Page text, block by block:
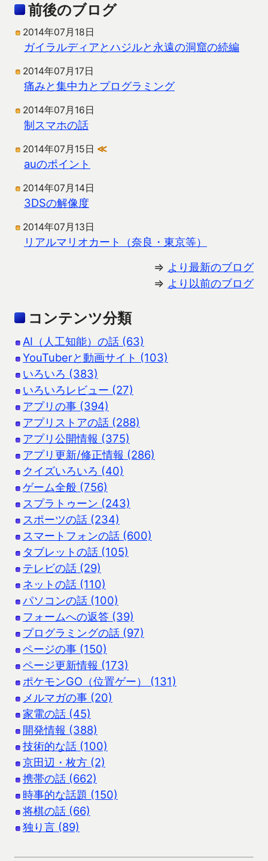
前後のブログ
2014年07月18日
ガイラルディアとハジルと永遠の洞窟の続編
2014年07月17日
痛みと集中力とプログラミング
2014年07月16日
制スマホの話
2014年07月15日 ≪
auのポイント
2014年07月14日
3DSの解像度
2014年07月13日
リアルマリオカート（奈良・東京等）
⇒ より最新のブログ
⇒ より以前のブログ
コンテンツ分類
AI（人工知能）の話 (63)
YouTuberと動画サイト (103)
いろいろ (383)
いろいろレビュー (27)
アプリの事 (394)
アプリストアの話 (288)
アプリ公開情報 (375)
アプリ更新/修正情報 (286)
クイズいろいろ (40)
ゲーム全般 (756)
スプラトゥーン (243)
スポーツの話 (234)
スマートフォンの話 (600)
タブレットの話 (105)
テレビの話 (29)
ネットの話 (110)
パソコンの話 (100)
フォームへの返答 (39)
プログラミングの話 (97)
ページの事 (150)
ページ更新情報 (173)
ポケモンGO（位置ゲー） (131)
メルマガの事 (20)
家電の話 (45)
開発情報 (388)
技術的な話 (100)
京田辺・枚方 (2)
携帯の話 (662)
時事的な話題 (150)
将棋の話 (66)
独り言 (89)